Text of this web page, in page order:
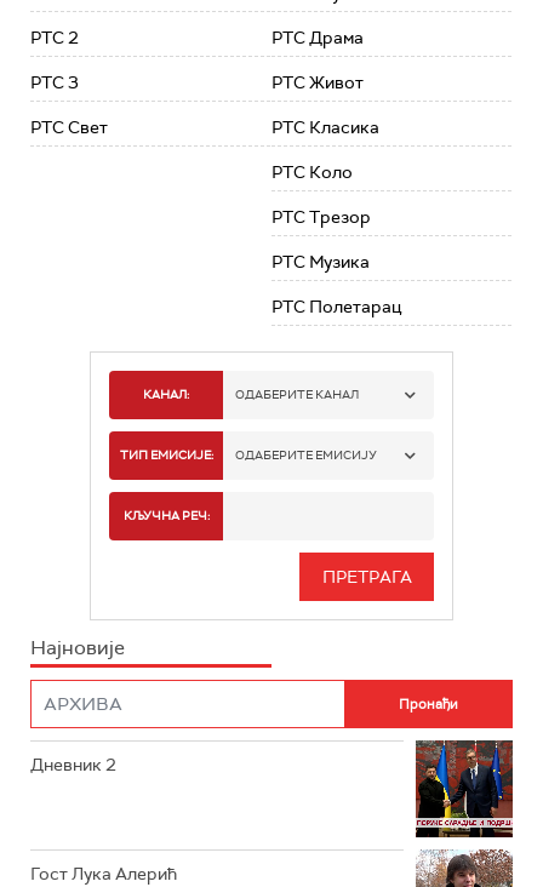
РТС 2
РТС 3
РТС Свет
РТС Драма
РТС Живот
РТС Класика
РТС Коло
РТС Трезор
РТС Музика
РТС Полетарац
КАНАЛ: ОДАБЕРИТЕ КАНАЛ
РТС 1
РТС 3
ТИП ЕМИСИЈЕ: ОДАБЕРИТЕ ЕМИСИЈУ
ИНФО
КЉУЧНА РЕЧ:
Најновије
Дневник 2
Гост Лука Алерић